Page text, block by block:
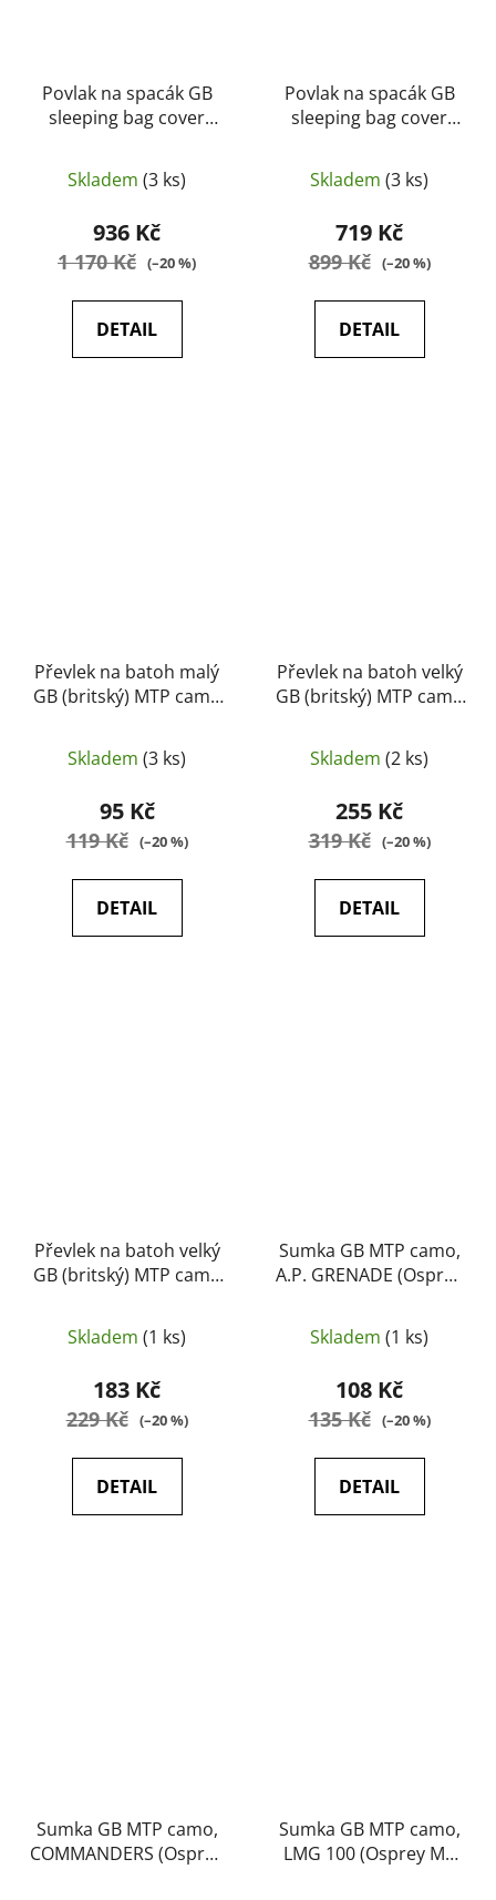
Povlak na spacák GB
sleeping bag cover
(originál, použité)
Skladem (3 ks)
936 Kč
1 170 Kč (–20 %)
DETAIL
Povlak na spacák GB
sleeping bag cover
(originál, použité)
Skladem (3 ks)
719 Kč
899 Kč (–20 %)
DETAIL
Převlek na batoh malý
GB (britský) MTP camo
Skladem (3 ks)
95 Kč
119 Kč (–20 %)
DETAIL
Převlek na batoh velký
GB (britský) MTP camo
Skladem (2 ks)
255 Kč
319 Kč (–20 %)
DETAIL
Převlek na batoh velký
GB (britský) MTP camo
Skladem (1 ks)
183 Kč
229 Kč (–20 %)
DETAIL
Sumka GB MTP camo,
A.P. GRENADE (Osprey
nové)
Skladem (1 ks)
108 Kč
135 Kč (–20 %)
DETAIL
Sumka GB MTP camo,
COMMANDERS (Osprey
Sumka GB MTP camo,
LMG 100 (Osprey MK